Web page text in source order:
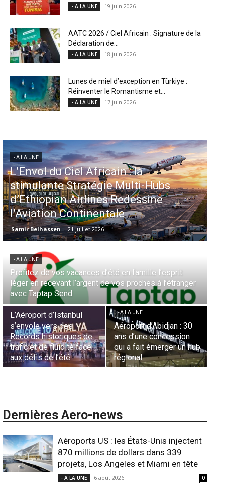
- A LA UNE 19 juin 2026
AATC 2026 / Ciel Africain : Signature de la
Déclaration de...
- A LA UNE 18 juin 2026
Lunes de miel d’exception en Türkiye :
Réinventer le Romantisme et...
- A LA UNE 17 juin 2026
- A LA UNE
Aéroports US : les États-Unis
injectent 870 millions de dollars
dans 339 projets, Los Angeles et
Miami en tête
Samir Belhassen - 6 août 2026
- A LA UNE
Aérien & Stratégie : Comment Royal Air Maroc fait de
la diaspora européenne le moteur de son hub de
Casablanca
- A LA UNE
Sécurité des frontières
aériennes en Afrique :
L’appel urgent à
l’harmonisation globale
- A LA UNE
Nominations : Sadri
Essid à la tête de la
Représentation d’Air
France en Tunisie et
Lionel Rault aux
commandes de la région
ANSCO
Dernières Aero-news
Aéroports US : les États-Unis injectent
870 millions de dollars dans 339
projets, Los Angeles et Miami en tête
- A LA UNE 6 août 2026 0